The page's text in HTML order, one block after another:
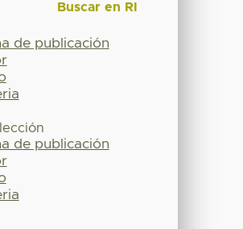
Buscar en RI
de publicación
de publicación